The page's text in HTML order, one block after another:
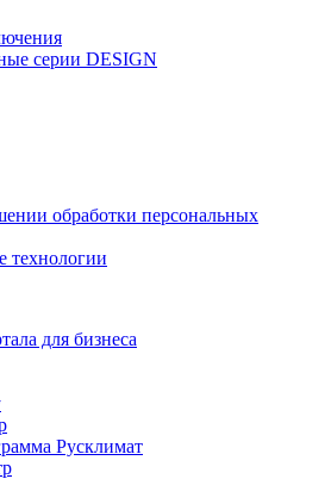
серии DESIGN
обработки персональных
технологии
для бизнеса
Русклимат